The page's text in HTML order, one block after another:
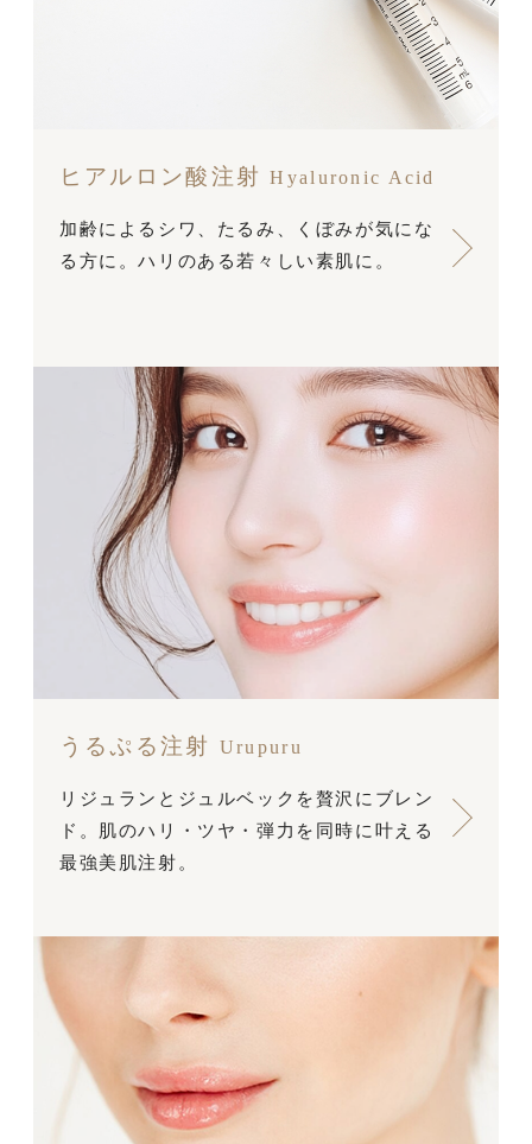
ヒアルロン酸注射Hyaluronic Acid
加齢によるシワ、たるみ、くぼみが気にな
る方に。ハリのある若々しい素肌に。
うるぷる注射 Urupuru
リジュランとジュルベックを贅沢にブレン
ド。肌のハリ・ツヤ・弾力を同時に叶える
最強美肌注射。